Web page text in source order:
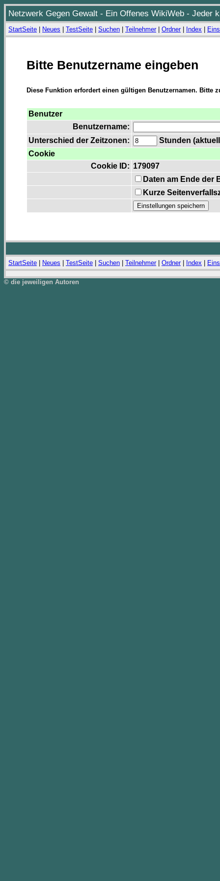
Netzwerk Gegen Gewalt - Ein Offenes WikiWeb - Jeder
StartSeite Neues TestSeite Suchen Teilnehmer| Ordner| Index
Bitte Benutzername eingeben
Diese Funktion erfordert einen gültigen Benutzernamen. Bitte
Benutzer
Benutzername:
Unterschied der Zeitzonen:
Stunden
Cookie
Cookie ID: 179097
Daten am Ende der
Kurze
StartSeite Neues TestSeite Suchen Teilnehmer| Ordner| Index
© die jeweiligen Autoren